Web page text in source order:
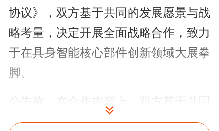
协议》，双方基于共同的发展愿景与战
略考量，决定开展全面战略合作，致力
于在具身智能核心部件创新领域大展拳
脚。
公告称，在合作内容上，双方基于共同
的发展愿景和战略考量决定进行全面战